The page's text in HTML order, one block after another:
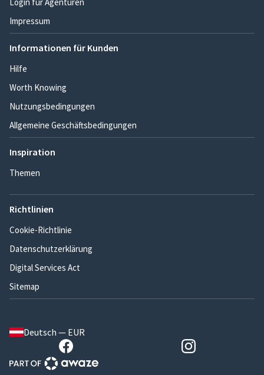
Impressum
Informationen für Kunden
Hilfe
Worth Knowing
Nutzungsbedingungen
Allgemeine Geschäftsbedingungen
Inspiration
Themen
Richtlinien
Cookie-Richtlinie
Datenschutzerklärung
Digital Services Act
Sitemap
Deutsch — EUR